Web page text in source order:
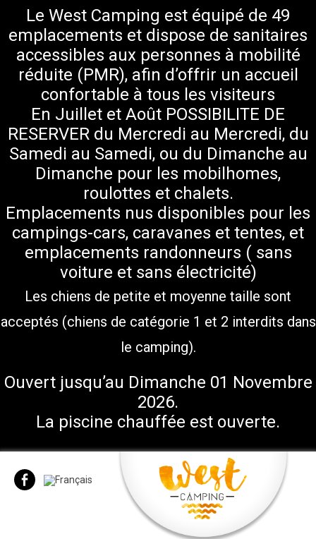
Le West Camping est équipé de 49
emplacements et dispose de sanitaires
accessibles aux personnes à mobilité
réduite (PMR), afin d’offrir un accueil
confortable à tous les visiteurs
En Juillet et Août POSSIBILITE DE
RESERVER du Mercredi au Mercredi, du
Samedi au Samedi, ou du Dimanche au
Dimanche pour les mobilhomes,
roulottes et chalets.
Emplacements nus disponibles pour les
campings-cars, caravanes et tentes, et
emplacements randonneurs ( sans
voiture et sans électricité)
Les chiens de petite et moyenne taille sont
acceptés (chiens de catégorie 1 et 2 interdits dans
le camping).
Ouvert jusqu’au Dimanche 01 Novembre
2026.
La piscine chauffée est ouverte.